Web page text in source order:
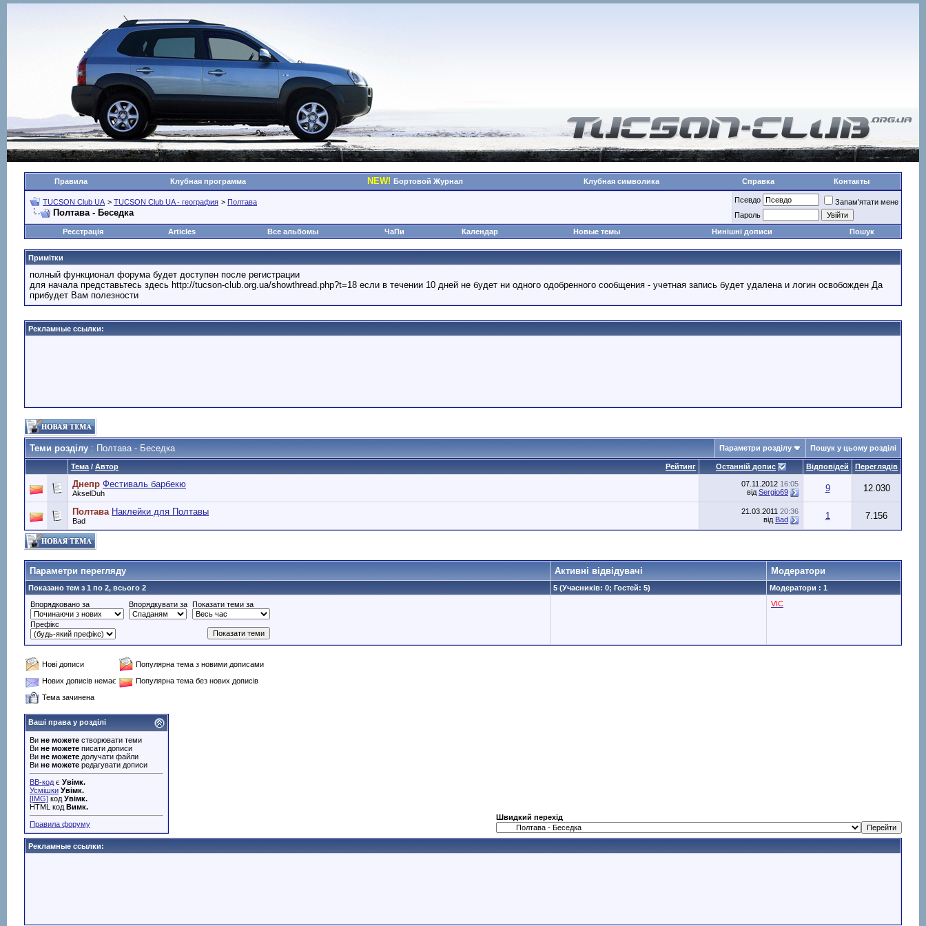
Правила Клубная программа NEW! Бортовой Журнал Клубная символика Справка Контакты
TUCSON Club UA > TUCSON Club UA - география > Полтава
Полтава - Беседка
Псевдо
Запам'ятати мене
Пароль
Реєстрація
Articles Все альбомы ЧаПи Календар Новые темы Нинішні дописи Пошук
Примітки
полный функционал форума будет доступен после регистрации
для начала представьтесь здесь http://tucson-club.org.ua/showthread.php?t=18 если в течении 10 дней не будет ни одного одобренного сообщения - учетная запись будет удалена и логин освобожден Да
прибудет Вам полезности
Рекламные ссылки:
Теми розділу : Полтава - Беседка Параметри розділу Пошук у цьому розділі
Рейтинг
Тема / Автор Останній допис Відповідей Переглядів
Днепр Фестиваль барбекю
AkselDuh
07.11.2012 16:05
від Sergio69 9 12.030
Полтава Наклейки для Полтавы
Bad
21.03.2011 20:36
від Bad 1 7.156
Параметри перегляду Активні відвідувачі Модератори
Показано тем з 1 по 2, всього 2 5 (Учасників: 0; Гостей: 5)
Модератори : 1
Впорядковано за
Впорядкувати за Показати теми за
Префікс
VIC
Нові дописи
Популярна тема з новими дописами
Нових дописів немає
Популярна тема без нових дописів
Тема зачинена
Ваші права у розділі
Ви не можете створювати теми
Ви не можете писати дописи
Ви не можете долучати файли
Ви не можете редагувати дописи
BB-код є Увімк.
Усмішки Увімк.
[IMG] код Увімк.
HTML код Вимк.
Правила форуму
Швидкий перехід
Рекламные ссылки: